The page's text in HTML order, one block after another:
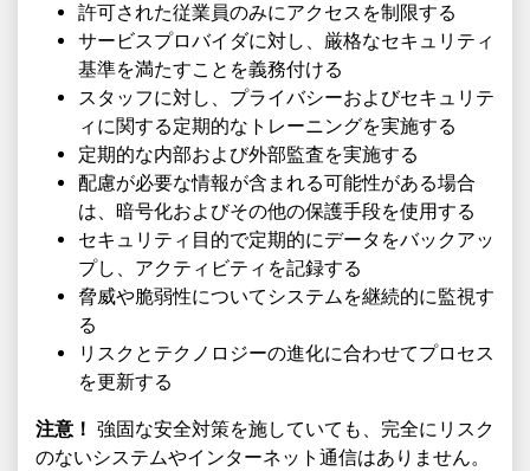
許可された従業員のみにアクセスを制限する
サービスプロバイダに対し、厳格なセキュリティ
基準を満たすことを義務付ける
スタッフに対し、プライバシーおよびセキュリテ
ィに関する定期的なトレーニングを実施する
定期的な内部および外部監査を実施する
配慮が必要な情報が含まれる可能性がある場合
は、暗号化およびその他の保護手段を使用する
セキュリティ目的で定期的にデータをバックアッ
プし、アクティビティを記録する
脅威や脆弱性についてシステムを継続的に監視す
る
リスクとテクノロジーの進化に合わせてプロセス
を更新する
注意！ 強固な安全対策を施していても、完全にリスク
のないシステムやインターネット通信はありません。